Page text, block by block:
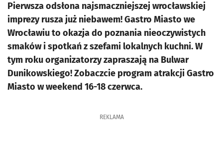
Pierwsza odsłona najsmaczniejszej wrocławskiej
imprezy rusza już niebawem! Gastro Miasto we
Wrocławiu to okazja do poznania nieoczywistych
smaków i spotkań z szefami lokalnych kuchni. W
tym roku organizatorzy zapraszają na Bulwar
Dunikowskiego! Zobaczcie program atrakcji Gastro
Miasto w weekend 16-18 czerwca.
REKLAMA